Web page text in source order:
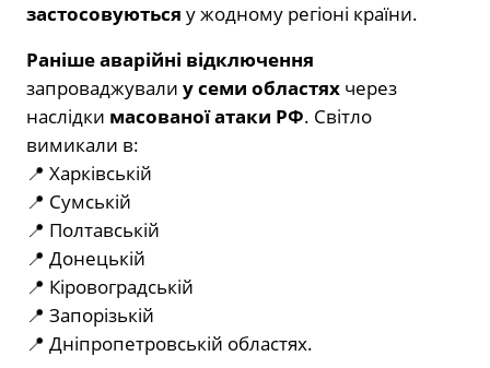
застосовуються у жодному регіоні країни.
Раніше аварійні відключення
запроваджували у семи областях через
наслідки масованої атаки РФ. Світло
вимикали в:
📍 Харківській
📍 Сумській
📍 Полтавській
📍 Донецькій
📍 Кіровоградській
📍 Запорізькій
📍 Дніпропетровській областях.